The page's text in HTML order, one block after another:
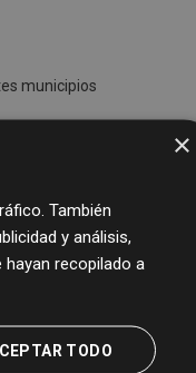
municipios
×
También
y análisis,
recopilado a
TODO